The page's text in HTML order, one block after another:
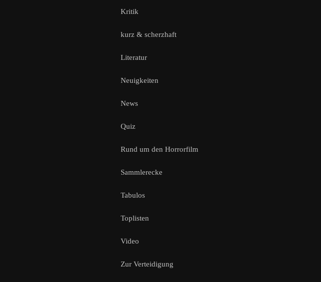
Kritik
kurz & scherzhaft
Literatur
Neuigkeiten
News
Quiz
Rund um den Horrorfilm
Sammlerecke
Tabulos
Toplisten
Video
Zur Verteidigung